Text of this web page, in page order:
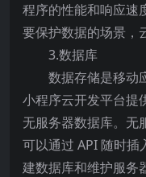
程序的性能和响应速
要保护数据的场景，
3.数据库
数据存储是移动
小程序云开发平台提
无服务器数据库。无
可以通过 API 随时插
建数据库和维护服务